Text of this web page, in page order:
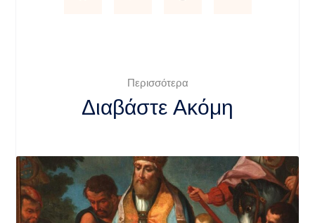
Περισσότερα
Διαβάστε Ακόμη